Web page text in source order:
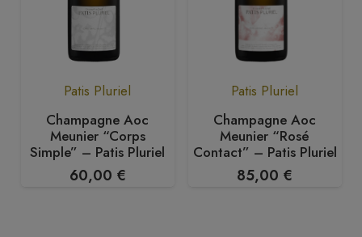
Patis Pluriel
Champagne Aoc
Meunier “Corps
Simple” – Patis Pluriel
60,00 €
Patis Pluriel
Champagne Aoc
Meunier “Rosé
Contact” – Patis Pluriel
85,00 €